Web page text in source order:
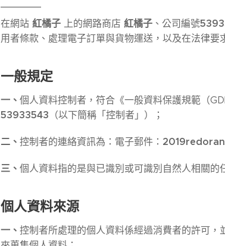
在網站 紅橘子 上的網路商店 紅橘子 、公司編號
用者條款、處理電子訂單與貨物運送，以及在法律要
一般規定
一、 個人資料控制者，符合《一般資料保護規範（
53933543 （以下簡稱「控制者」）；
二、 控制者的連絡資訊為：電子郵件：
三、 個人資料指的是與已識別或可識別自然人相關的
個人資料來源
一、 控制者所處理的個人資料係經過消費者的許可，